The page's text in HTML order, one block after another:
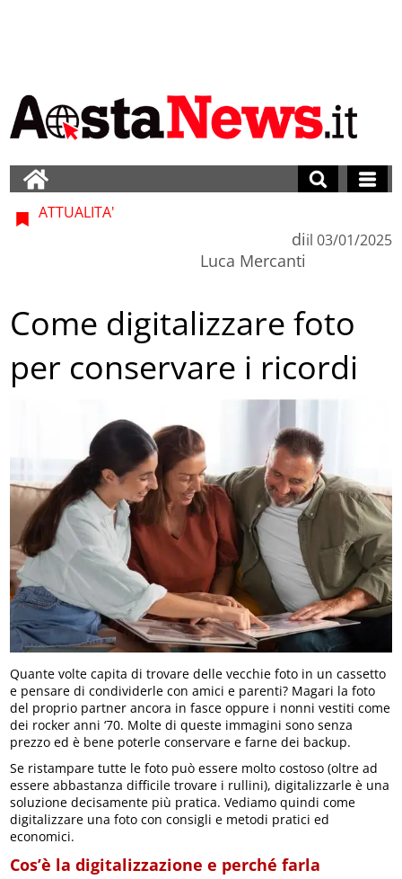
ATTUALITA'
di
Luca Mercanti
il 03/01/2025
Come digitalizzare foto
per conservare i ricordi
Quante volte capita di trovare delle vecchie foto in un cassetto
e pensare di condividerle con amici e parenti? Magari la foto
del proprio partner ancora in fasce oppure i nonni vestiti come
dei rocker anni ‘70. Molte di queste immagini sono senza
prezzo ed è bene poterle conservare e farne dei backup.
Se ristampare tutte le foto può essere molto costoso (oltre ad
essere abbastanza difficile trovare i rullini), digitalizzarle è una
soluzione decisamente più pratica. Vediamo quindi come
digitalizzare una foto con consigli e metodi pratici ed
economici.
Cos’è la digitalizzazione e perché farla